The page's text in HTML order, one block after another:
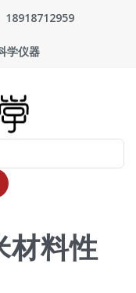
18918712959
学仪器
材料性